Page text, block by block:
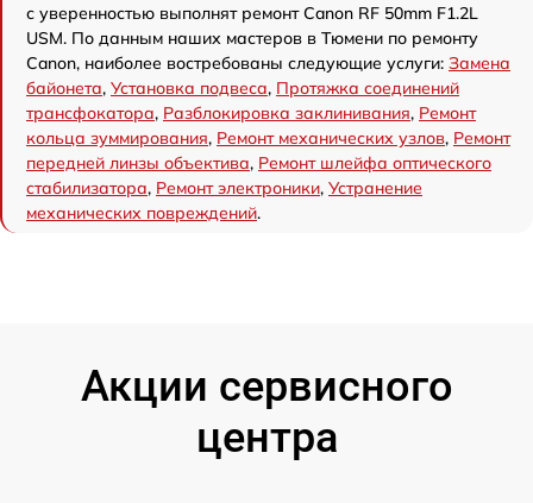
с уверенностью выполнят ремонт Canon RF 50mm F1.2L
USM. По данным наших мастеров в Тюмени по ремонту
Canon, наиболее востребованы следующие услуги: Замена
байонета, Установка подвеса, Протяжка соединений
трансфокатора, Разблокировка заклинивания, Ремонт
кольца зуммирования, Ремонт механических узлов, Ремонт
передней линзы объектива, Ремонт шлейфа оптического
стабилизатора, Ремонт электроники, Устранение
механических повреждений.
Акции сервисного
центра